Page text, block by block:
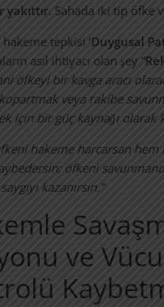
Sahada iki tip öfke
hakeme tepkisi ‘Duygusal
asıl ihtiyacı olan şey “
öfkeyi bir kavga aracı
veya rakibe
için bir güç kaynağı olarak
hakeme harcarsan
öfkeni
kazanırsın.”
ve